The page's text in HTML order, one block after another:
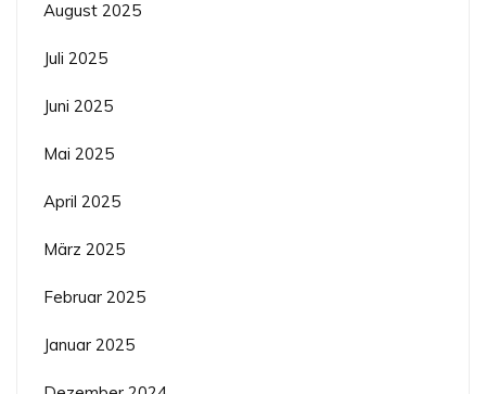
August 2025
Juli 2025
Juni 2025
Mai 2025
April 2025
März 2025
Februar 2025
Januar 2025